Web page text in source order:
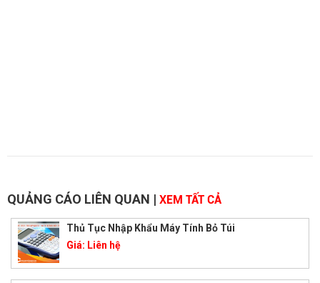
QUẢNG CÁO LIÊN QUAN | XEM TẤT CẢ
Thủ Tục Nhập Khẩu Máy Tính Bỏ Túi
Giá: Liên hệ